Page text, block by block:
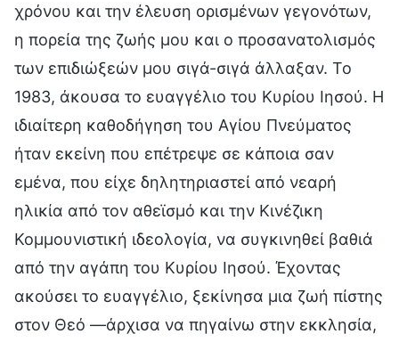
χρόνου και την έλευση ορισμένων γεγονότων,
η πορεία της ζωής μου και ο προσανατολισμός
των επιδιώξεών μου σιγά-σιγά άλλαξαν. Το
1983, άκουσα το ευαγγέλιο του Κυρίου Ιησού. Η
ιδιαίτερη καθοδήγηση του Αγίου Πνεύματος
ήταν εκείνη που επέτρεψε σε κάποια σαν
εμένα, που είχε δηλητηριαστεί από νεαρή
ηλικία από τον αθεϊσμό και την Κινέζικη
Κομμουνιστική ιδεολογία, να συγκινηθεί βαθιά
από την αγάπη του Κυρίου Ιησού. Έχοντας
ακούσει το ευαγγέλιο, ξεκίνησα μια ζωή πίστης
στον Θεό —άρχισα να πηγαίνω στην εκκλησία,